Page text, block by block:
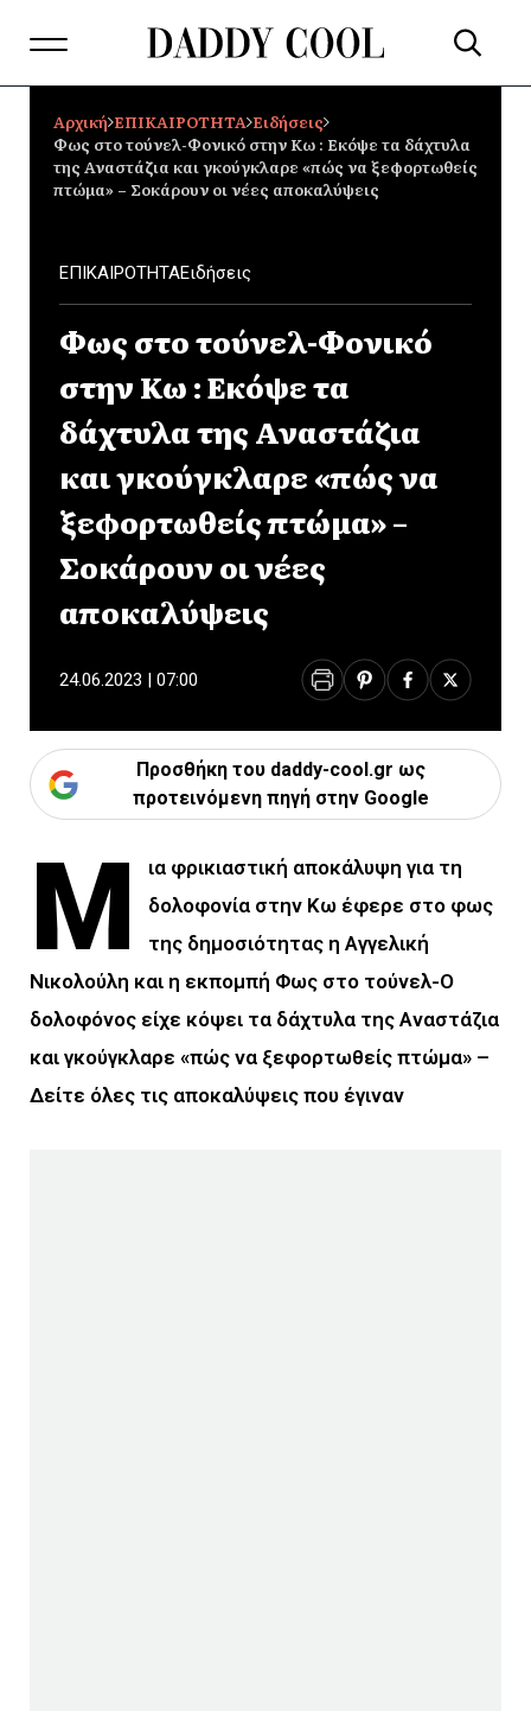
Αρχική ΕΠΙΚΑΙΡΟΤΗΤΑ Ειδήσεις
Φως στο τούνελ-Φονικό στην Κω : Εκόψε τα δάχτυλα
της Αναστάζια και γκούγκλαρε «πώς να ξεφορτωθείς
πτώμα» – Σοκάρουν οι νέες αποκαλύψεις
ΕΠΙΚΑΙΡΟΤΗΤΑΕιδήσεις
Φως στο τούνελ-Φονικό
στην Κω : Εκόψε τα
δάχτυλα της Αναστάζια
και γκούγκλαρε «πώς να
ξεφορτωθείς πτώμα» –
Σοκάρουν οι νέες
αποκαλύψεις
24.06.2023 | 07:00
Προσθήκη του daddy-cool.gr ως
προτεινόμενη πηγή στην Google
Μ
ια φρικιαστική αποκάλυψη για τη
δολοφονία στην Κω έφερε στο φως
της δημοσιότητας η Αγγελική
Νικολούλη και η εκπομπή Φως στο τούνελ-Ο
δολοφόνος είχε κόψει τα δάχτυλα της Αναστάζια
και γκούγκλαρε «πώς να ξεφορτωθείς πτώμα» –
Δείτε όλες τις αποκαλύψεις που έγιναν